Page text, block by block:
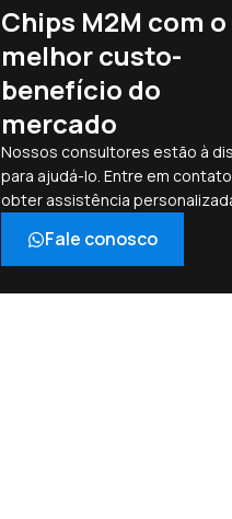
Chips M2M com o
melhor custo-
benefício do
mercado
Nossos consultores estão à
para ajudá-lo. Entre em
obter assistência
Fale conosco